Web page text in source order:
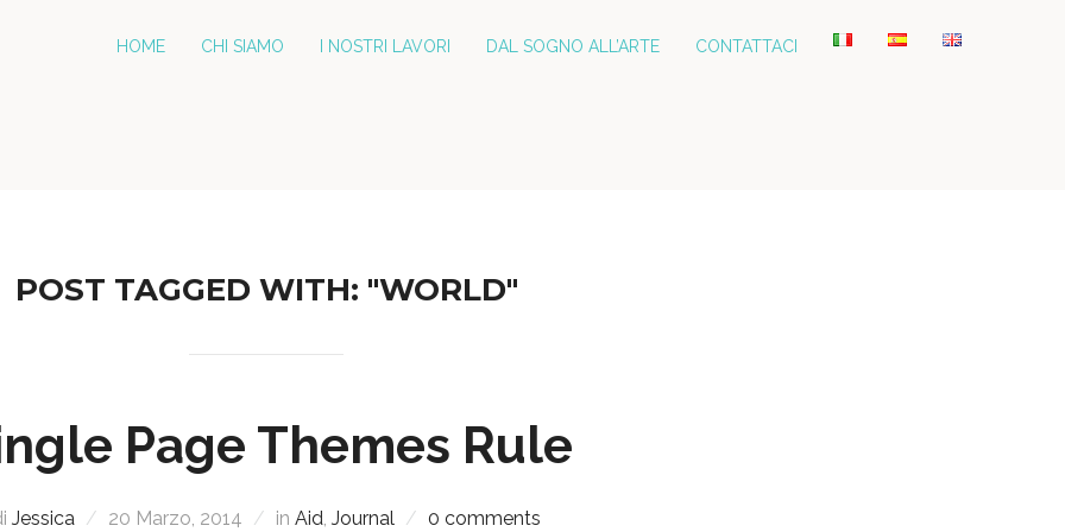
HOME CHI SIAMO I NOSTRI LAVORI DAL SOGNO ALL’ARTE CONTATTACI
POST TAGGED WITH: "WORLD"
Page Themes Rule
Jessica 20 Marzo, 2014 in Aid, Journal 0 comments